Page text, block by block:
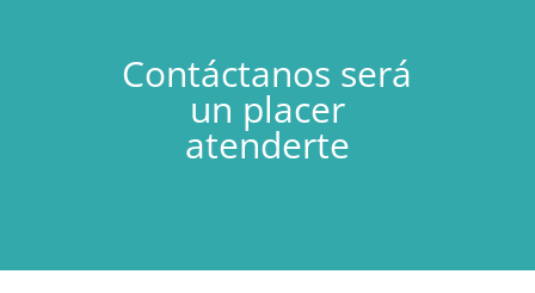
Contáctanos será
un placer
atenderte